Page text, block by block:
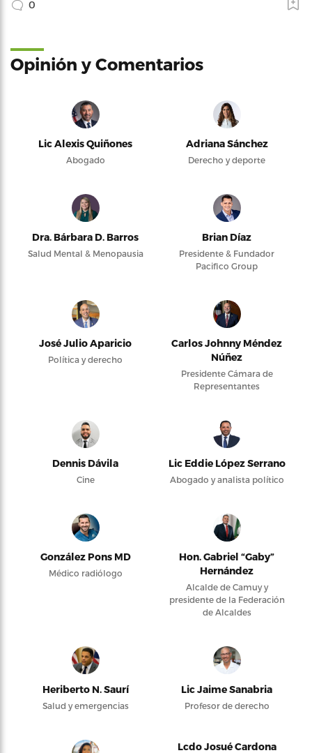
0
Opinión y Comentarios
Lic Alexis Quiñones
Abogado
Adriana Sánchez
Derecho y deporte
Dra. Bárbara D. Barros
Salud Mental & Menopausia
Brian Díaz
Presidente & Fundador
Pacifico Group
José Julio Aparicio
Política y derecho
Carlos Johnny Méndez
Núñez
Presidente Cámara de
Representantes
Dennis Dávila
Cine
Lic Eddie López Serrano
Abogado y analista político
González Pons MD
Médico radiólogo
Hon. Gabriel “Gaby”
Hernández
Alcalde de Camuy y
presidente de la Federación
de Alcaldes
Heriberto N. Saurí
Salud y emergencias
Lic Jaime Sanabria
Profesor de derecho
Lcdo Josué Cardona